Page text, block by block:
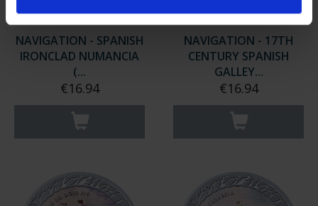
NAVIGATION - SPANISH
IRONCLAD NUMANCIA
(...
€16.94
NAVIGATION - 17TH
CENTURY SPANISH
GALLEY...
€16.94